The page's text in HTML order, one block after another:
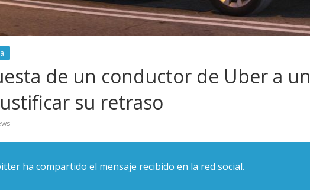
de un conductor de Uber a un
su retraso
ha compartido el mensaje recibido en la red social.